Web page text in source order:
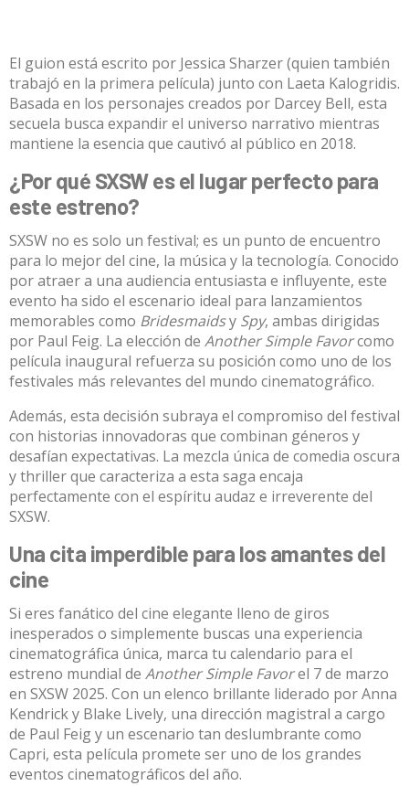
El guion está escrito por Jessica Sharzer (quien también
trabajó en la primera película) junto con Laeta Kalogridis.
Basada en los personajes creados por Darcey Bell, esta
secuela busca expandir el universo narrativo mientras
mantiene la esencia que cautivó al público en 2018.
¿Por qué SXSW es el lugar perfecto para
este estreno?
SXSW no es solo un festival; es un punto de encuentro
para lo mejor del cine, la música y la tecnología. Conocido
por atraer a una audiencia entusiasta e influyente, este
evento ha sido el escenario ideal para lanzamientos
memorables como Bridesmaidsy Spy, ambas dirigidas
por Paul Feig. La elección de Another Simple Favorcomo
película inaugural refuerza su posición como uno de los
festivales más relevantes del mundo cinematográfico.
Además, esta decisión subraya el compromiso del festival
con historias innovadoras que combinan géneros y
desafían expectativas. La mezcla única de comedia oscura
y thriller que caracteriza a esta saga encaja
perfectamente con el espíritu audaz e irreverente del
SXSW.
Una cita imperdible para los amantes del
cine
Si eres fanático del cine elegante lleno de giros
inesperados o simplemente buscas una experiencia
cinematográfica única, marca tu calendario para el
estreno mundial de Another Simple Favorel 7 de marzo
en SXSW 2025. Con un elenco brillante liderado por Anna
Kendrick y Blake Lively, una dirección magistral a cargo
de Paul Feig y un escenario tan deslumbrante como
Capri, esta película promete ser uno de los grandes
eventos cinematográficos del año.